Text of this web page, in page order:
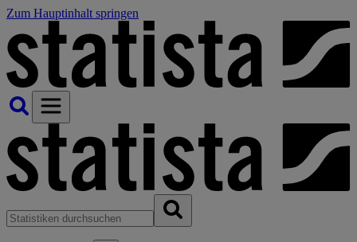
Zum Hauptinhalt springen